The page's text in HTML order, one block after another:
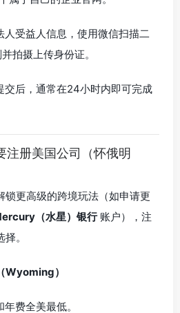
人受益人信息，使用微信扫描二
拍摄上传身份证。
交后，通常在24小时内即可完成
注册美国公司（怀俄明
锁更高级的跨境玩法（如申请更
（水星）银行账户），注
。
Wyoming）
费全美最低。